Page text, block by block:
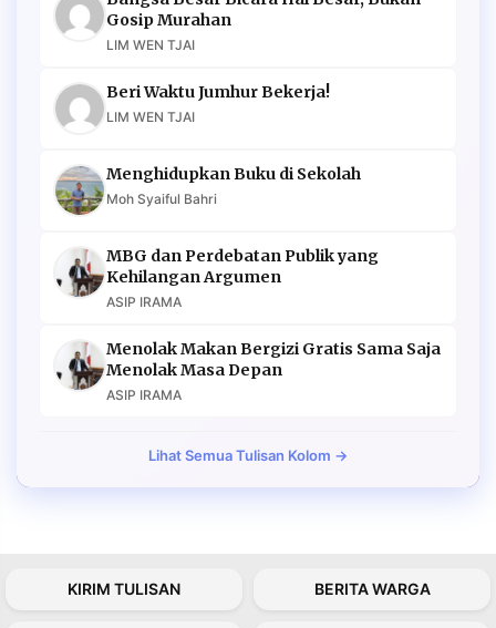
Gosip Murahan
LIM WEN TJAI
Beri Waktu Jumhur Bekerja!
LIM WEN TJAI
Menghidupkan Buku di Sekolah
Moh Syaiful Bahri
MBG dan Perdebatan Publik yang
Kehilangan Argumen
ASIP IRAMA
Menolak Makan Bergizi Gratis Sama Saja
Menolak Masa Depan
ASIP IRAMA
Lihat Semua Tulisan Kolom →
KIRIM TULISAN BERITA WARGA